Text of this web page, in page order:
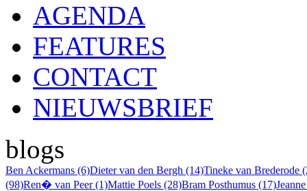
AGENDA
FEATURES
CONTACT
NIEUWSBRIEF
blogs
Ben Ackermans (6)Dieter van den Bergh (14)Tineke van Brederode
(98)Ren� van Peer (1)Mattie Poels (28)Bram Posthumus (17)